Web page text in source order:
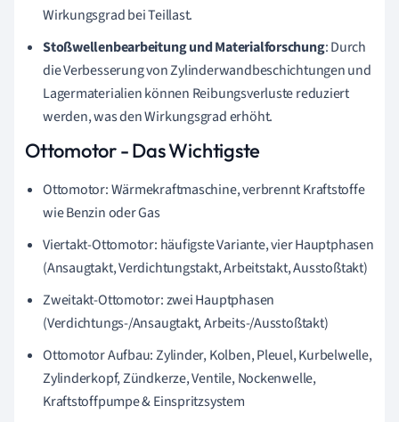
Wirkungsgrad bei Teillast.
Stoßwellenbearbeitung und Materialforschung: Durch
die Verbesserung von Zylinderwandbeschichtungen und
Lagermaterialien können Reibungsverluste reduziert
werden, was den Wirkungsgrad erhöht.
Ottomotor - Das Wichtigste
Ottomotor: Wärmekraftmaschine, verbrennt Kraftstoffe
wie Benzin oder Gas
Viertakt-Ottomotor: häufigste Variante, vier Hauptphasen
(Ansaugtakt, Verdichtungstakt, Arbeitstakt, Ausstoßtakt)
Zweitakt-Ottomotor: zwei Hauptphasen
(Verdichtungs-/Ansaugtakt, Arbeits-/Ausstoßtakt)
Ottomotor Aufbau: Zylinder, Kolben, Pleuel, Kurbelwelle,
Zylinderkopf, Zündkerze, Ventile, Nockenwelle,
Kraftstoffpumpe & Einspritzsystem